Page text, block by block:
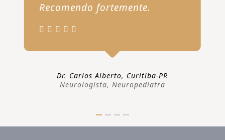
Recomendo fortemente.
Dr. Carlos Alberto, Curitiba-PR
Neurologista, Neuropediatra